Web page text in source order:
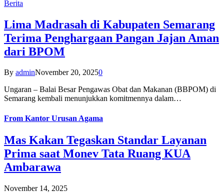
Berita
Lima Madrasah di Kabupaten Semarang
Terima Penghargaan Pangan Jajan Aman
dari BPOM
By adminNovember 20, 20250
Ungaran – Balai Besar Pengawas Obat dan Makanan (BBPOM) di
Semarang kembali menunjukkan komitmennya dalam…
From Kantor Urusan Agama
Mas Kakan Tegaskan Standar Layanan
Prima saat Monev Tata Ruang KUA
Ambarawa
November 14, 2025